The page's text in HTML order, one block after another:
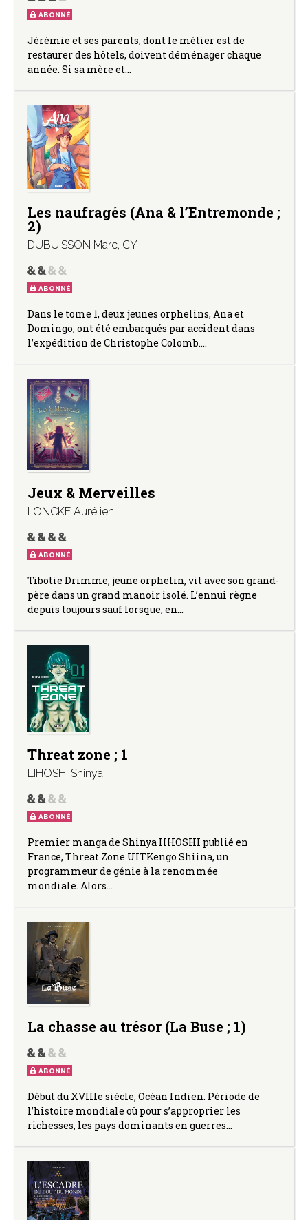
ABONNÉ
Jérémie et ses parents, dont le métier est de
restaurer des hôtels, doivent déménager chaque
année. Si sa mère et…
Les naufragés (Ana & l’Entremonde ;
2)
DUBUISSON Marc, CY
ABONNÉ
Dans le tome 1, deux jeunes orphelins, Ana et
Domingo, ont été embarqués par accident dans
l’expédition de Christophe Colomb.…
Jeux & Merveilles
LONCKE Aurélien
ABONNÉ
Tibotie Drimme, jeune orphelin, vit avec son grand-
père dans un grand manoir isolé. L’ennui règne
depuis toujours sauf lorsque, en…
Threat zone ; 1
LIHOSHI Shinya
ABONNÉ
Premier manga de Shinya IIHOSHI publié en
France, Threat Zone UITKengo Shiina, un
programmeur de génie à la renommée
mondiale. Alors…
La chasse au trésor (La Buse ; 1)
ABONNÉ
Début du XVIIIe siècle, Océan Indien. Période de
l’histoire mondiale où pour s’approprier les
richesses, les pays dominants en guerres…